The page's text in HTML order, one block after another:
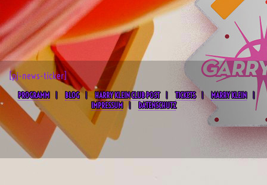
[pj-news-ticker]
PROGRAMM BLOG HARRY KLEIN CLUB POST TICKETS
MARRY KLEIN
IMPRESSUM
DATENSCHUTZ